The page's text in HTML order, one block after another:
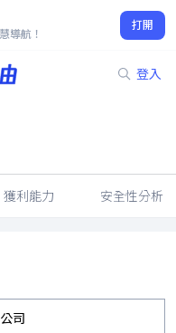
導航！
打開
登入
獲利能力 安全性分析
司